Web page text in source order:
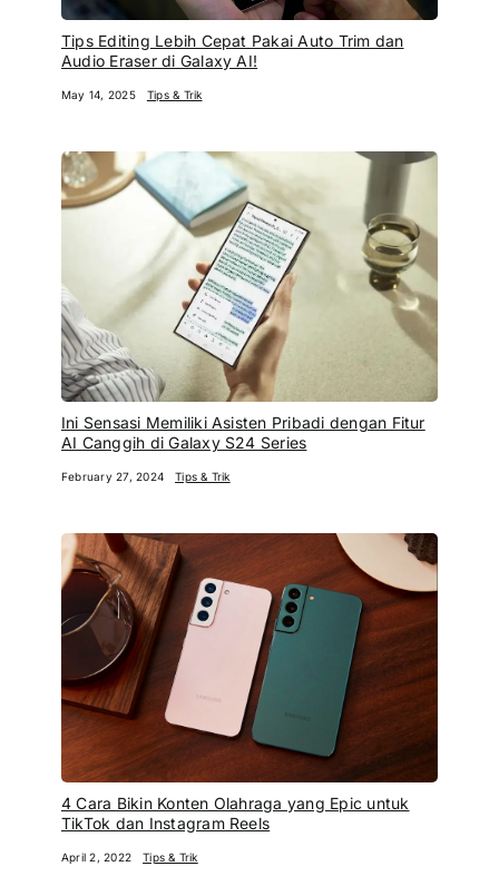
Tips Editing Lebih Cepat Pakai Auto Trim dan
Audio Eraser di Galaxy AI!
May 14, 2025 Tips & Trik
Ini Sensasi Memiliki Asisten Pribadi dengan Fitur
AI Canggih di Galaxy S24 Series
February 27, 2024 Tips & Trik
4 Cara Bikin Konten Olahraga yang Epic untuk
TikTok dan Instagram Reels
April 2, 2022 Tips & Trik